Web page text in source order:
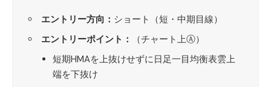
エントリー方向： ショート（短・中期目線）
エントリーポイント：
（チャート上Ⓐ）
短期HMAを上抜けせずに日足一目均衡表雲上
端を下抜け